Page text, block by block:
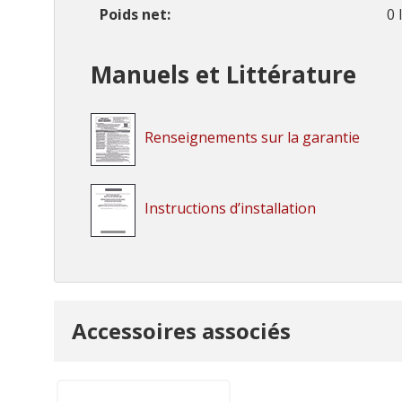
Poids net 0
Manuels et Littérature
Renseignements sur la garantie
Instructions d’installation
personnalisé
Accessoires associés